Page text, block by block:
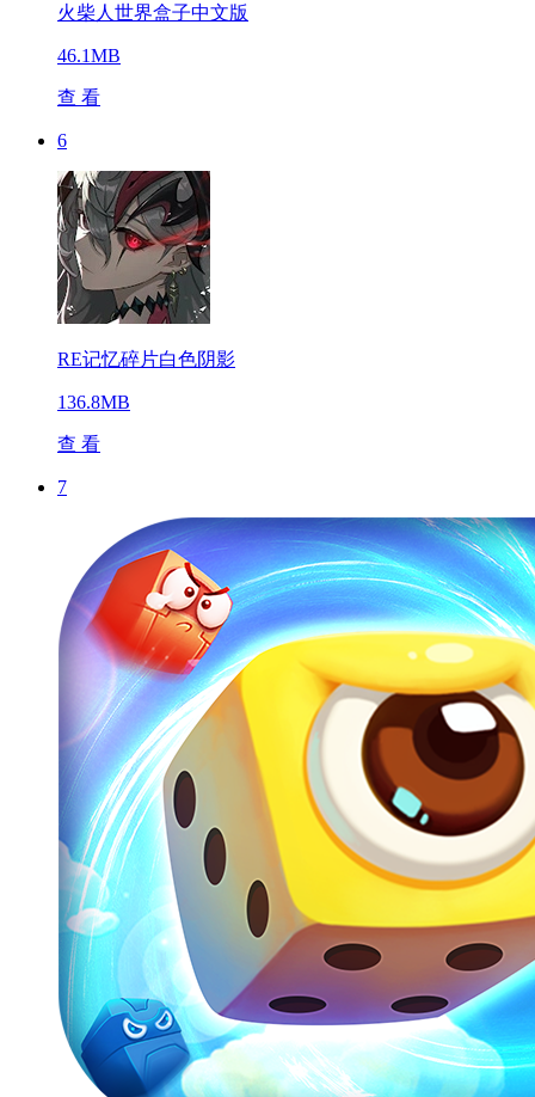
火柴人世界盒子中文版
46.1MB
查 看
6
RE记忆碎片白色阴影
136.8MB
查 看
7